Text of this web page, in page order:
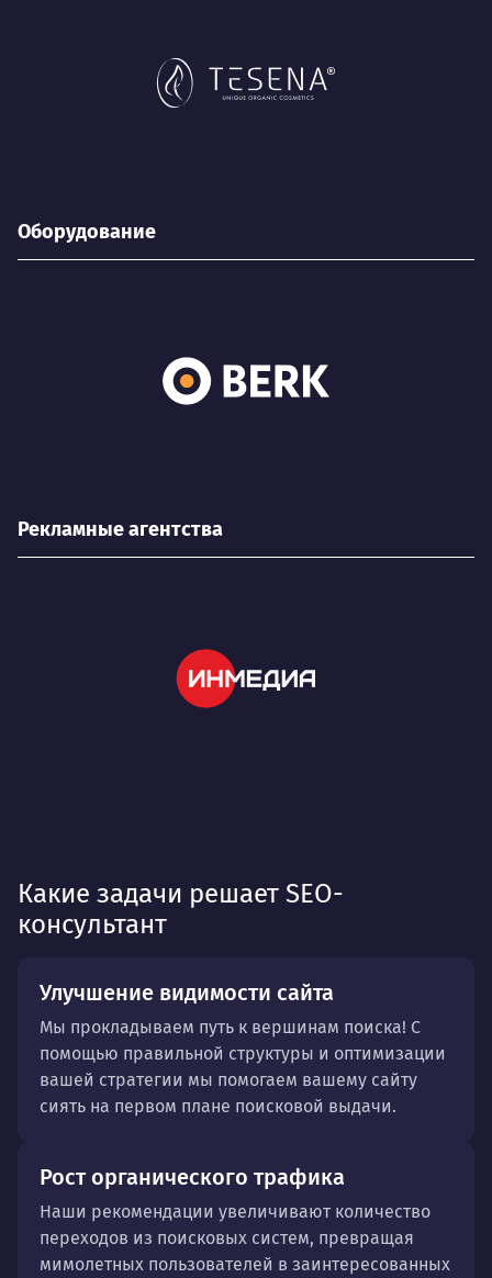
Оборудование
Рекламные агентства
Какие задачи решает SEO-
консультант
Улучшение видимости сайта
Мы прокладываем путь к вершинам поиска! С
помощью правильной структуры и оптимизации
вашей стратегии мы помогаем вашему сайту
сиять на первом плане поисковой выдачи.
Рост органического трафика
Наши рекомендации увеличивают количество
переходов из поисковых систем, превращая
мимолетных пользователей в заинтересованных